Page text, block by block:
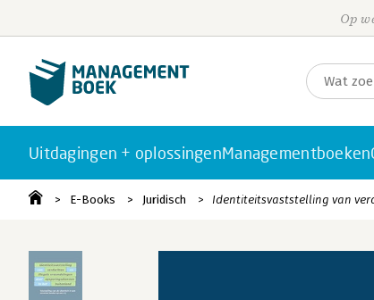
Op
Uitdagingen + oplossingenManagementboeken
E-Books Juridisch Identiteitsvaststelling van